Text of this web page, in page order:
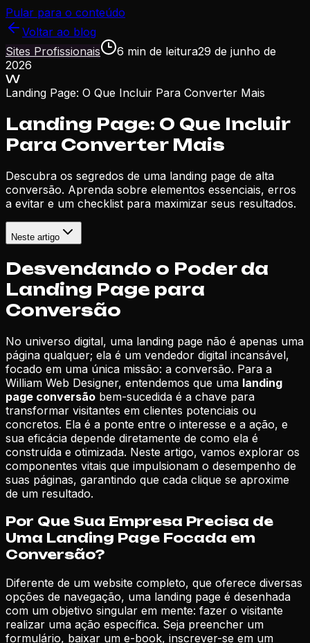
Pular para o conteúdo
Voltar ao blog
Sites Profissionais
6 min de leitura29 de junho de
2026
W
Landing Page: O Que Incluir Para Converter Mais
Landing Page: O Que Incluir
Para Converter Mais
Descubra os segredos de uma landing page de alta
conversão. Aprenda sobre elementos essenciais, erros
a evitar e um checklist para maximizar seus resultados.
Neste artigo
Desvendando o Poder da
Landing Page para
Conversão
No universo digital, uma landing page não é apenas uma
página qualquer; ela é um vendedor digital incansável,
focado em uma única missão: a conversão. Para a
William Web Designer, entendemos que uma landing
page conversão bem-sucedida é a chave para
transformar visitantes em clientes potenciais ou
concretos. Ela é a ponte entre o interesse e a ação, e
sua eficácia depende diretamente de como ela é
construída e otimizada. Neste artigo, vamos explorar os
componentes vitais que impulsionam o desempenho de
suas páginas, garantindo que cada clique se aproxime
de um resultado.
Por Que Sua Empresa Precisa de
Uma Landing Page Focada em
Conversão?
Diferente de um website completo, que oferece diversas
opções de navegação, uma landing page é desenhada
com um objetivo singular em mente: fazer o visitante
realizar uma ação específica. Seja preencher um
formulário, baixar um e-book, inscrever-se em um